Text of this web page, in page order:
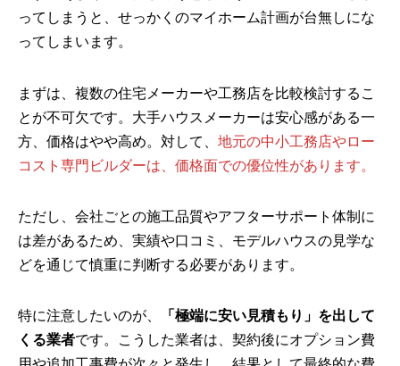
ってしまうと、せっかくのマイホーム計画が台無しにな
ってしまいます。
まずは、複数の住宅メーカーや工務店を比較検討するこ
とが不可欠です。大手ハウスメーカーは安心感がある一
方、価格はやや高め。対して、 地元の中小工務店やロー
コスト専門ビルダーは、価格面での優位性があります。
ただし、会社ごとの施工品質やアフターサポート体制に
は差があるため、実績や口コミ、モデルハウスの見学な
どを通じて慎重に判断する必要があります。
特に注意したいのが、
「極端に安い見積もり」を出して
くる業者です。こうした業者は、契約後にオプション費